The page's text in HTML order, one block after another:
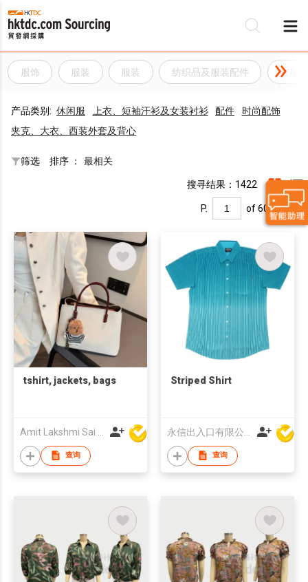
服饰 服装 服装 纺织品及服装配件 衣服
产品类别: 休闲服 上衣、短袖汗衫及女装衬衫 配件
时尚配饰
夹克、大衣、西装外套及背心
筛选 排序 ： 最相关
搜寻结果：1422
P. of 60
tshirt, jackets, bags
查询
Striped Shirt
查询